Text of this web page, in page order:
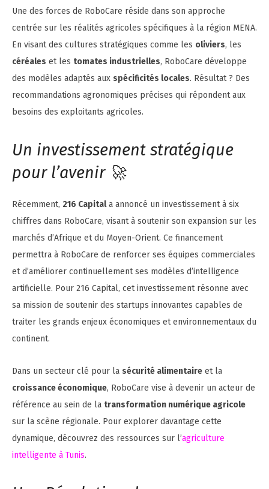
Une des forces de RoboCare réside dans son approche
centrée sur les réalités agricoles spécifiques à la région MENA.
En visant des cultures stratégiques comme les oliviers, les
céréales et les tomates industrielles, RoboCare développe
des modèles adaptés aux spécificités locales. Résultat ? Des
recommandations agronomiques précises qui répondent aux
besoins des exploitants agricoles.
Un investissement stratégique
pour l’avenir 🚀
Récemment, 216 Capitala annoncé un investissement à six
chiffres dans RoboCare, visant à soutenir son expansion sur les
marchés d’Afrique et du Moyen-Orient. Ce financement
permettra à RoboCare de renforcer ses équipes commerciales
et d’améliorer continuellement ses modèles d’intelligence
artificielle. Pour 216 Capital, cet investissement résonne avec
sa mission de soutenir des startups innovantes capables de
traiter les grands enjeux économiques et environnementaux du
continent.
Dans un secteur clé pour la sécurité alimentaire et la
croissance économique, RoboCare vise à devenir un acteur de
référence au sein de la transformation numérique agricole
sur la scène régionale. Pour explorer davantage cette
dynamique, découvrez des ressources sur l’agriculture
intelligente à Tunis.